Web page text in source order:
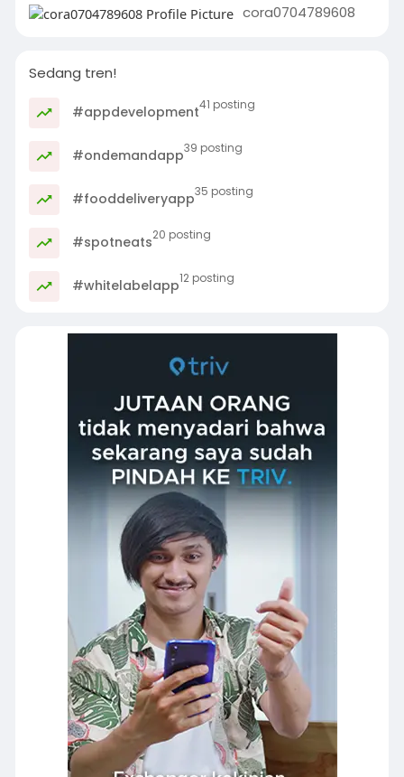
cora0704789608
Sedang tren!
#appdevelopment41 posting
#ondemandapp39 posting
#fooddeliveryapp35 posting
#spotneats20 posting
#whitelabelapp12 posting